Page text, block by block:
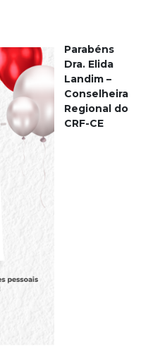
Parabéns
Dra. Elida
Landim –
Conselheira
Regional do
CRF-CE